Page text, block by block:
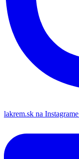
lakrem.sk na Instagrame